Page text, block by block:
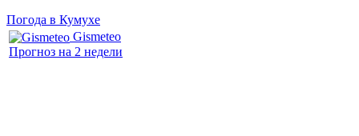
Погода в Кумухе
Gismeteo
Прогноз на 2 недели